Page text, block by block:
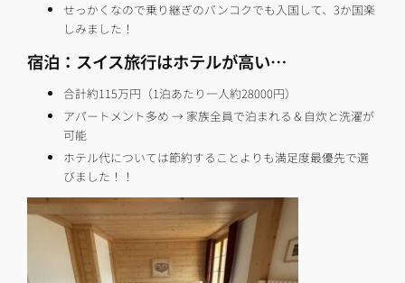
せっかくなので乗り継ぎのバンコクでも入国して、3か国楽
しみました！
宿泊：スイス旅行はホテルが高い…
合計約115万円（1泊あたり一人約28000円）
アパートメント多め → 家族全員で泊まれる＆自炊と洗濯が
可能
ホテル代については節約することよりも満足度最優先で選
びました！！